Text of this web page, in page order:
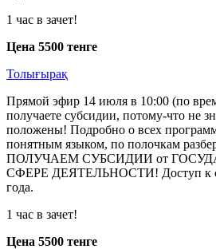
1 час в зачет!
Цена 5500 тенге
Толығырақ
Прямой эфир 14 июля в 10:00 (по
получаете субсидии, потому-что не
положены! Подробно о всех
понятным языком, по полочкам
ПОЛУЧАЕМ СУБСИДИИ от
СФЕРЕ ДЕЯТЕЛЬНОСТИ! Доступ к
года.
1 час в зачет!
Цена 5500 тенге